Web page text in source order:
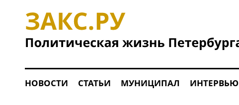
НОВОСТИ СТАТЬИ МУНИЦИПАЛ ИНТЕРВЬЮ